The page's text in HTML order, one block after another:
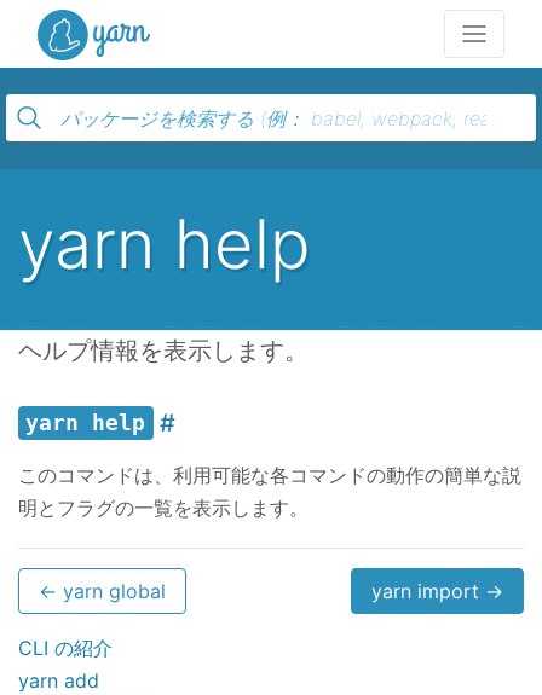
yarn help
ヘルプ情報を表示します。
yarn help
このコマンドは、利用可能な各コマンドの動作の簡単な説
明とフラグの一覧を表示します。
← yarn global yarn import →
CLI の紹介
yarn add